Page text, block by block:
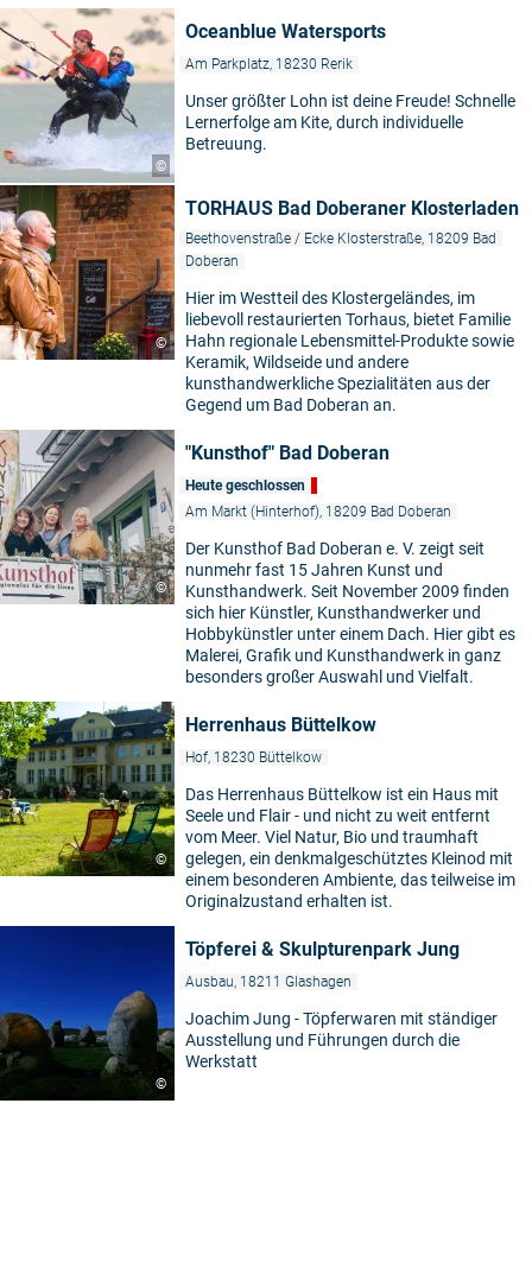
©
Oceanblue Watersports
Am Parkplatz, 18230 Rerik
Unser größter Lohn ist deine Freude! Schnelle
Lernerfolge am Kite, durch individuelle
Betreuung.
©
TORHAUS Bad Doberaner Klosterladen
Beethovenstraße / Ecke Klosterstraße, 18209 Bad
Doberan
Hier im Westteil des Klostergeländes, im
liebevoll restaurierten Torhaus, bietet Familie
Hahn regionale Lebensmittel-Produkte sowie
Keramik, Wildseide und andere
kunsthandwerkliche Spezialitäten aus der
Gegend um Bad Doberan an.
©
"Kunsthof" Bad Doberan
Heute geschlossen
Am Markt (Hinterhof), 18209 Bad Doberan
Der Kunsthof Bad Doberan e. V. zeigt seit
nunmehr fast 15 Jahren Kunst und
Kunsthandwerk. Seit November 2009 finden
sich hier Künstler, Kunsthandwerker und
Hobbykünstler unter einem Dach. Hier gibt es
Malerei, Grafik und Kunsthandwerk in ganz
besonders großer Auswahl und Vielfalt.
©
Herrenhaus Büttelkow
Hof, 18230 Büttelkow
Das Herrenhaus Büttelkow ist ein Haus mit
Seele und Flair - und nicht zu weit entfernt
vom Meer. Viel Natur, Bio und traumhaft
gelegen, ein denkmalgeschütztes Kleinod mit
einem besonderen Ambiente, das teilweise im
Originalzustand erhalten ist.
©
Töpferei & Skulpturenpark Jung
Ausbau, 18211 Glashagen
Joachim Jung - Töpferwaren mit ständiger
Ausstellung und Führungen durch die
Werkstatt